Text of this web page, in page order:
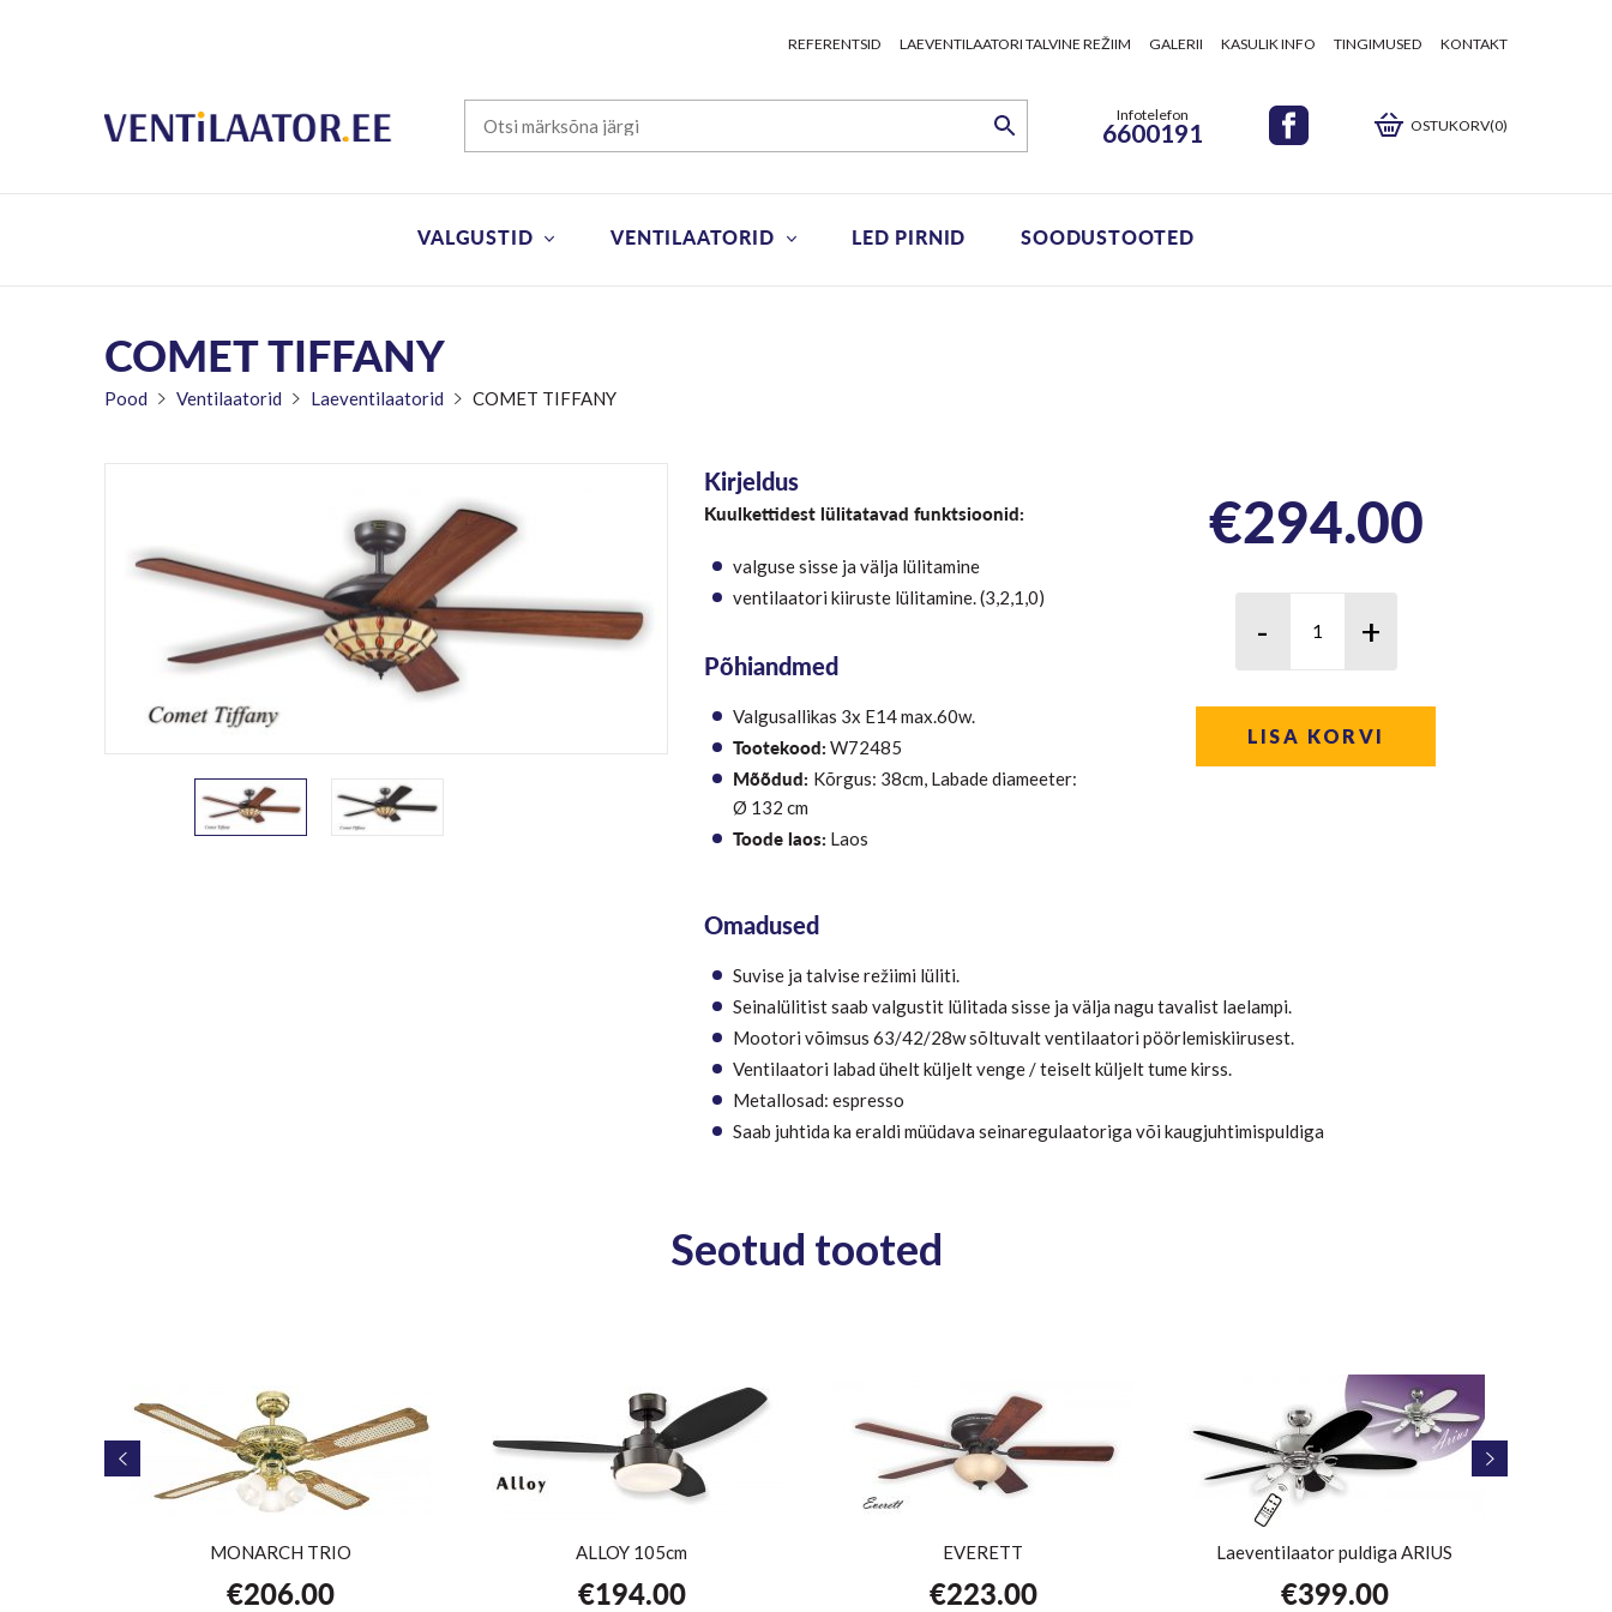
REFERENTSID LAEVENTILAATORI TALVINE REŽIIM GALERII KASULIK INFO TINGIMUSED KONTAKT
Infotelefon
6600191 OSTUKORV(0)
VALGUSTID VENTILAATORID LED PIRNID SOODUSTOOTED
COMET TIFFANY
Pood Ventilaatorid Laeventilaatorid COMET TIFFANY
Kirjeldus
Kuulkettidest lülitatavad funktsioonid:
valguse sisse ja välja lülitamine
ventilaatori kiiruste lülitamine. (3,2,1,0)
Põhiandmed
Valgusallikas 3x E14 max.60w.
Tootekood: W72485
Mõõdud: Kõrgus: 38cm, Labade diameeter:
Ø 132 cm
Toode laos: Laos
€294.00
LISA KORVI
Omadused
Suvise ja talvise režiimi lüliti.
Seinalülitist saab valgustit lülitada sisse ja välja nagu tavalist laelampi.
Mootori võimsus 63/42/28w sõltuvalt ventilaatori pöörlemiskiirusest.
Ventilaatori labad ühelt küljelt venge / teiselt küljelt tume kirss.
Metallosad: espresso
Saab juhtida ka eraldi müüdava seinaregulaatoriga või kaugjuhtimispuldiga
Seotud tooted
MONARCH TRIO
€206.00
ALLOY 105cm
€194.00
EVERETT
€223.00
Laeventilaator puldiga ARIUS
€399.00